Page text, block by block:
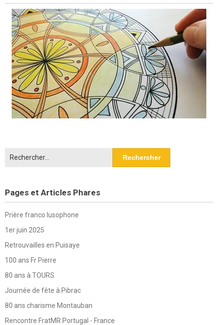
Pages et Articles Phares
Prière franco lusophone
1er juin 2025
Retrouvailles en Puisaye
100 ans Fr Pierre
80 ans à TOURS
Journée de fête à Pibrac
80 ans charisme Montauban
Rencontre FratMR Portugal - France